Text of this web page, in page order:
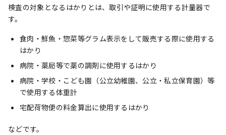
検査の対象となるはかりとは、取引や証明に使用する計量器で
す。
食肉・鮮魚・惣菜等グラム表示をして販売する際に使用する
はかり
病院・薬局等で薬の調剤に使用するはかり
病院・学校・こども園（公立幼稚園、公立・私立保育園）等
で使用する体重計
宅配荷物便の料金算出に使用するはかり
などです。